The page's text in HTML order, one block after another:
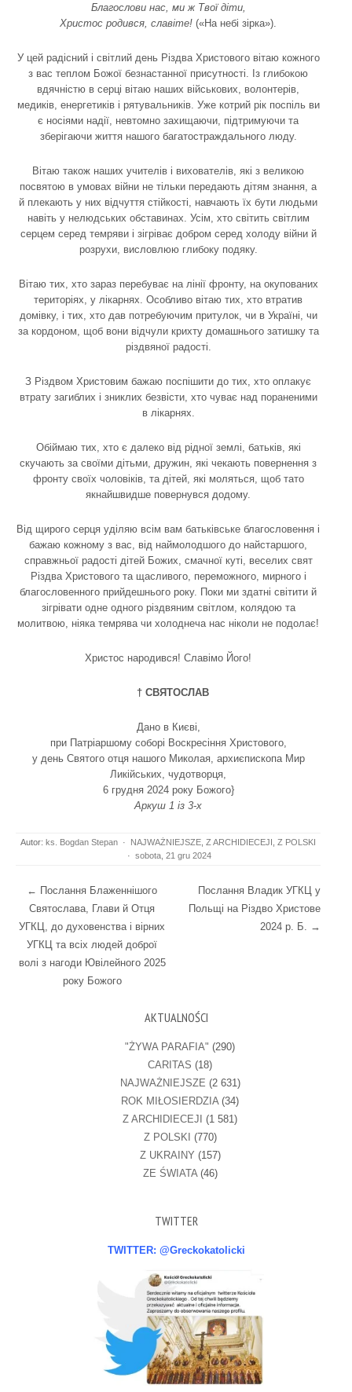
Благослови нас, ми ж Твої діти,
Христос родився, славіте! («На небі зірка»).
У цей радісний і світлий день Різдва Христового вітаю кожного
з вас теплом Божої безнастанної присутності. Із глибокою
вдячністю в серці вітаю наших військових, волонтерів,
медиків, енергетиків і рятувальників. Уже котрий рік поспіль ви
є носіями надії, невтомно захищаючи, підтримуючи та
зберігаючи життя нашого багатостраждального люду.
Вітаю також наших учителів і вихователів, які з великою
посвятою в умовах війни не тільки передають дітям знання, а
й плекають у них відчуття стійкості, навчають їх бути людьми
навіть у нелюдських обставинах. Усім, хто світить світлим
серцем серед темряви і зігріває добром серед холоду війни й
розрухи, висловлюю глибоку подяку.
Вітаю тих, хто зараз перебуває на лінії фронту, на окупованих
територіях, у лікарнях. Особливо вітаю тих, хто втратив
домівку, і тих, хто дав потребуючим притулок, чи в Україні, чи
за кордоном, щоб вони відчули крихту домашнього затишку та
різдвяної радості.
З Різдвом Христовим бажаю поспішити до тих, хто оплакує
втрату загиблих і зниклих безвісти, хто чуває над пораненими
в лікарнях.
Обіймаю тих, хто є далеко від рідної землі, батьків, які
скучають за своїми дітьми, дружин, які чекають повернення з
фронту своїх чоловіків, та дітей, які моляться, щоб тато
якнайшвидше повернувся додому.
Від щирого серця уділяю всім вам батьківське благословення і
бажаю кожному з вас, від наймолодшого до найстаршого,
справжньої радості дітей Божих, смачної куті, веселих свят
Різдва Христового та щасливого, переможного, мирного і
благословенного прийдешнього року. Поки ми здатні світити й
зігрівати одне одного різдвяним світлом, колядою та
молитвою, ніяка темрява чи холоднеча нас ніколи не подолає!
Христос народився! Славімо Його!
† СВЯТОСЛАВ
Дано в Києві,
при Патріаршому соборі Воскресіння Христового,
у день Святого отця нашого Миколая, архиєпископа Мир
Ликійських, чудотворця,
6 грудня 2024 року Божого}
Аркуш 1 із 3-х
Autor: ks. Bogdan Stepan · NAJWAŻNIEJSZE Z ARCHIDIECEJI Z POLSKI
· sobota, 21 gru 2024
Post navigation
← Послання Блаженнішого
Святослава, Глави й Отця
УГКЦ, до духовенства і вірних
УГКЦ та всіх людей доброї
волі з нагоди Ювілейного 2025
року Божого
Послання Владик УГКЦ у
Польщі на Різдво Христове
2024 р. Б.
→
AKTUALNOŚCI
"ŻYWA PARAFIA" (290)
CARITAS (18)
NAJWAŻNIEJSZE (2 631)
ROK MIŁOSIERDZIA (34)
Z ARCHIDIECEJI (1 581)
Z POLSKI (770)
Z UKRAINY (157)
ZE ŚWIATA(46)
TWITTER
TWITTER: @Greckokatolicki